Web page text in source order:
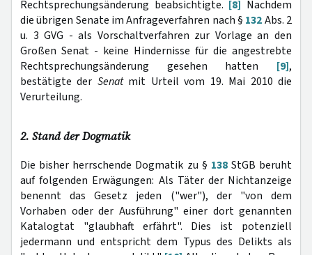
Rechtsprechungsänderung beabsichtigte. [8] Nachdem
die übrigen Senate im Anfrageverfahren nach § 132Abs. 2
u. 3 GVG - als Vorschaltverfahren zur Vorlage an den
Großen Senat - keine Hindernisse für die angestrebte
Rechtsprechungsänderung gesehen hatten [9],
bestätigte der Senat mit Urteil vom 19. Mai 2010 die
Verurteilung.
2. Stand der Dogmatik
Die bisher herrschende Dogmatik zu § 138StGB beruht
auf folgenden Erwägungen: Als Täter der Nichtanzeige
benennt das Gesetz jeden ("wer"), der "von dem
Vorhaben oder der Ausführung" einer dort genannten
Katalogtat "glaubhaft erfährt". Dies ist potenziell
jedermann und entspricht dem Typus des Delikts als